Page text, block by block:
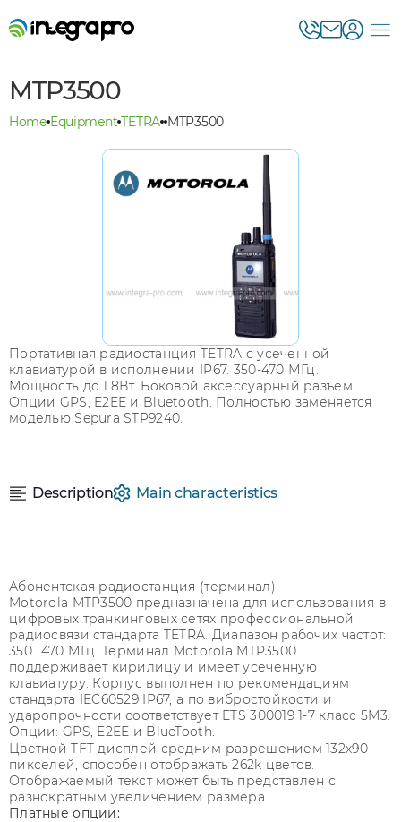
MTP3500
Home Equipment TETRA MTP3500
Портативная радиостанция TETRA с усеченной
клавиатурой в исполнении IP67. 350-470 МГц.
Мощность до 1.8Вт. Боковой аксессуарный разъем.
Опции GPS, E2EE и Bluetooth. Полностью заменяется
моделью Sepura STP9240.
Description Main characteristics
Абонентская радиостанция (терминал)
Motorola MTP3500 предназначена для использования в
цифровых транкинговых сетях профессиональной
радиосвязи стандарта TETRA. Диапазон рабочих частот:
350...470 МГц. Терминал Motorola MTP3500
поддерживает кирилицу и имеет усеченную
клавиатуру. Корпус выполнен по рекомендациям
стандарта IEC60529 IP67, а по вибростойкости и
ударопрочности соответствует ETS 300019 1-7 класс 5M3.
Опции: GPS, E2EE и BlueTooth.
Цветной TFT дисплей средним разрешением 132х90
пикселей, способен отображать 262k цветов.
Отображаемый текст может быть представлен с
разнократным увеличением размера.
Платные опции: